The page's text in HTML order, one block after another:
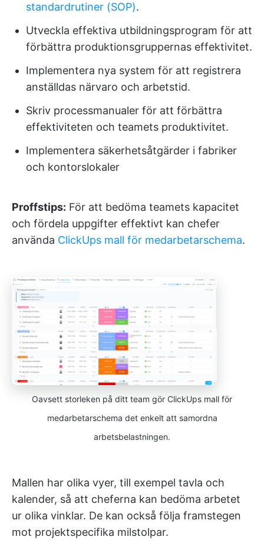
standardrutiner (SOP).
Utveckla effektiva utbildningsprogram för att
förbättra produktionsgruppernas effektivitet.
Implementera nya system för att registrera
anställdas närvaro och arbetstid.
Skriv processmanualer för att förbättra
effektiviteten och teamets produktivitet.
Implementera säkerhetsåtgärder i fabriker
och kontorslokaler
Proffstips: För att bedöma teamets kapacitet
och fördela uppgifter effektivt kan chefer
använda ClickUps mall för medarbetarschema.
Oavsett storleken på ditt team gör ClickUps mall för
medarbetarschema det enkelt att samordna
arbetsbelastningen.
Mallen har olika vyer, till exempel tavla och
kalender, så att cheferna kan bedöma arbetet
ur olika vinklar. De kan också följa framstegen
mot projektspecifika milstolpar.